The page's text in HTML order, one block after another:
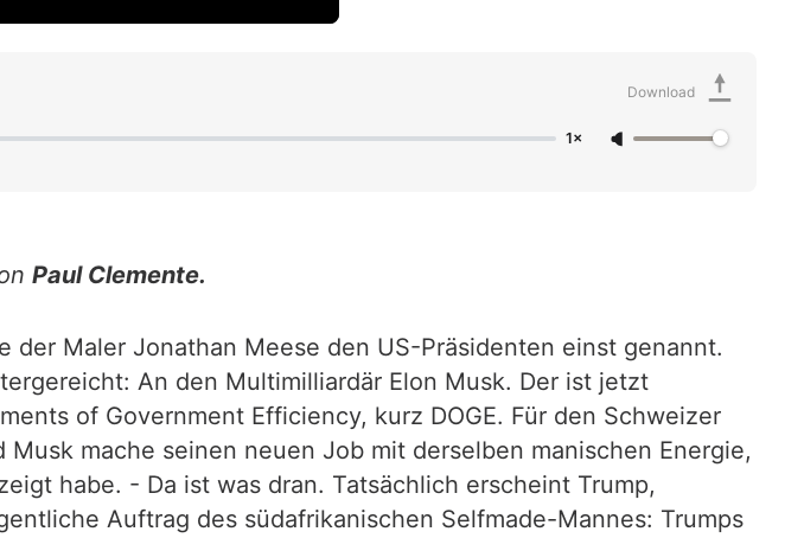
1×
Download
Paul Clemente.
Maler Jonathan Meese den US-Präsidenten einst genannt.
An den Multimilliardär Elon Musk. Der ist jetzt
of Government Efficiency, kurz DOGE. Für den Schweizer
Musk mache seinen neuen Job mit derselben manischen Energie,
habe. - Da ist was dran. Tatsächlich erscheint Trump,
Auftrag des südafrikanischen Selfmade-Mannes: Trumps